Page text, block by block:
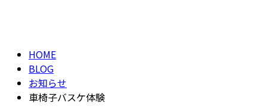
HOME
BLOG
お知らせ
車椅子バスケ体験